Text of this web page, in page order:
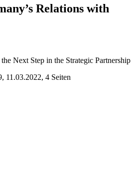
Relations with
Next Step in the Strategic Partnership
11.03.2022, 4 Seiten